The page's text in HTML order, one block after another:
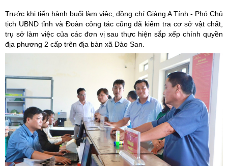
Trước khi tiến hành buổi làm việc, đồng chí Giàng A Tính - Phó Chủ
tịch UBND tỉnh và Đoàn công tác cũng đã kiểm tra cơ sở vật chất,
trụ sở làm việc của các đơn vị sau thực hiện sắp xếp chính quyền
địa phương 2 cấp trên địa bàn xã Dào San.